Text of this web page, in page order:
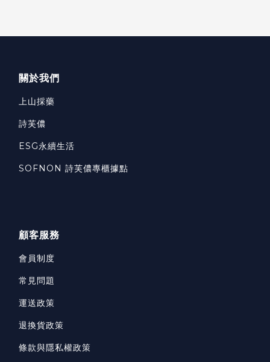
關於我們
上山採藥
詩芙儂
ESG永續生活
SOFNON 詩芙儂專櫃據點
顧客服務
會員制度
常見問題
運送政策
退換貨政策
條款與隱私權政策